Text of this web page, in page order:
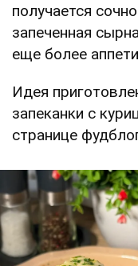
получается
запеченная
еще более
Идея
запеканки с
странице